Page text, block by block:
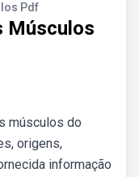
Pdf
Músculos
músculos do
origens,
informação